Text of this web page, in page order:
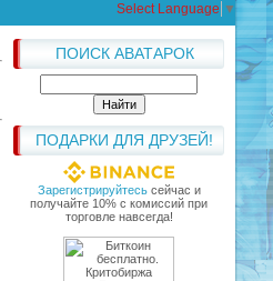
Select Language ▼
ПОИСК АВАТАРОК
ПОДАРКИ ДЛЯ ДРУЗЕЙ!
Зарегистрируйтесьсейчас и
получайте 10% с комиссий при
торговле навсегда!